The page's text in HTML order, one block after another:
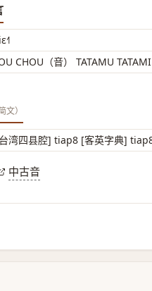
CHOU（音） TATAMU
文）
湾四县腔] tiap8 [客英字典]
中古音